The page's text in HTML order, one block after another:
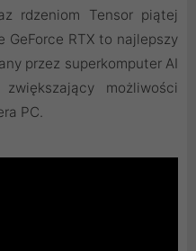
rdzeniom Tensor piątej
GeForce RTX to najlepszy
przez superkomputer AI
możliwości
PC.